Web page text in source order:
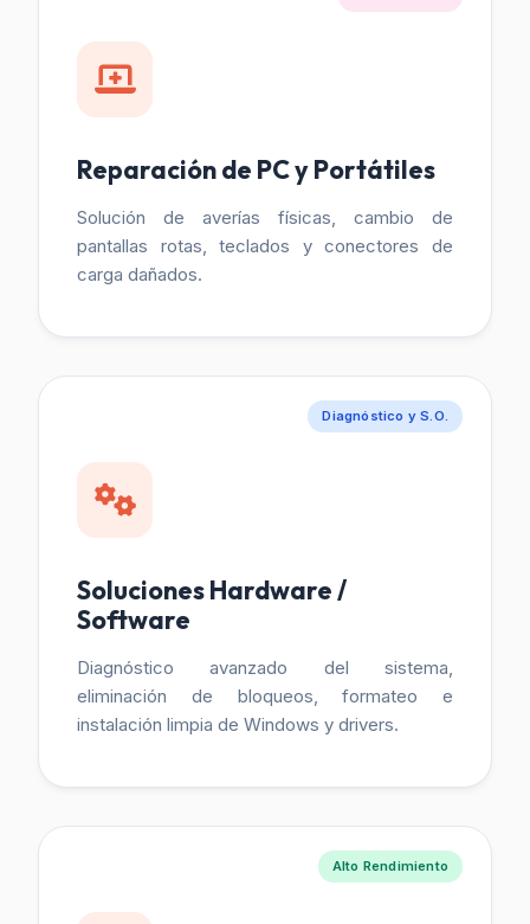
Reparación de PC y Portátiles
Solución de averías físicas, cambio de
pantallas rotas, teclados y conectores de
carga dañados.
Diagnóstico y S.O.
Soluciones Hardware /
Software
Diagnóstico avanzado del sistema,
eliminación de bloqueos, formateo e
instalación limpia de Windows y drivers.
Alto Rendimiento